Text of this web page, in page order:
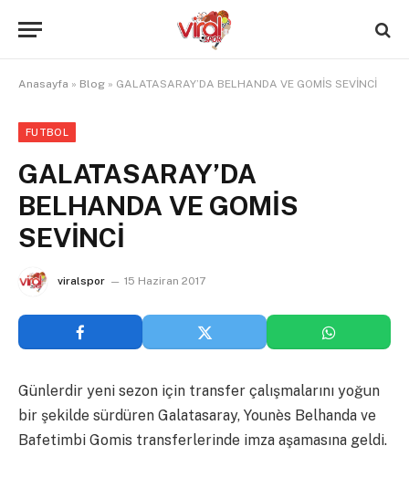
Anasayfa » Blog » GALATASARAY’DA BELHANDA VE GOMİS SEVİNCİ
FUTBOL
GALATASARAY’DA
BELHANDA VE GOMİS
SEVİNCİ
viralspor 15 Haziran 2017
Günlerdir yeni sezon için transfer çalışmalarını yoğun
bir şekilde sürdüren Galatasaray, Younès Belhanda ve
Bafetimbi Gomis transferlerinde imza aşamasına geldi.